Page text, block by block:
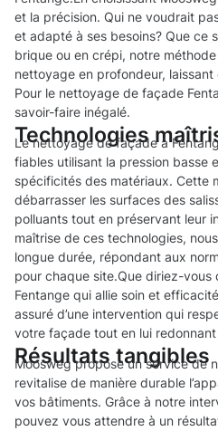
et la précision. Qui ne voudrait
et adapté à ses besoins? Que ce
brique ou en crépi, notre
nettoyage en profondeur,
Pour le nettoyage de façade
savoir-faire inégalé.
Technologies
Le nettoyage de façade à
fiables utilisant la pression basse
spécificités des matériaux. Cette
débarrasser les surfaces des
polluants tout en préservant leur
maîtrise de ces technologies,
longue durée, répondant aux
pour chaque site.Que diriez-vous
Fentange qui allie soin et
assuré d’une intervention qui
votre façade tout en lui
Résultats tangibles
Moosweg propose un service de
revitalise de manière durable
vos bâtiments. Grâce à notre
pouvez vous attendre à un